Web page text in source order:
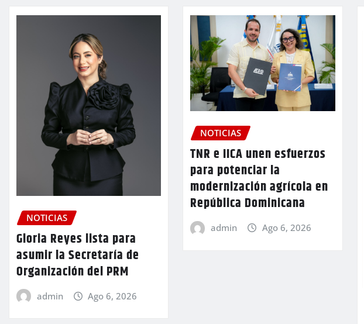
NOTICIAS
Gloria Reyes lista para
asumir la Secretaría de
Organización del PRM
admin Ago 6, 2026
NOTICIAS
TNR e IICA unen esfuerzos
para potenciar la
modernización agrícola en
República Dominicana
admin Ago 6, 2026